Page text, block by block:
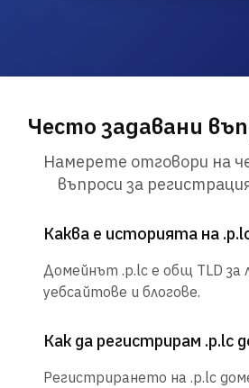
Често задавани
Намерете отговори на
въпроси за
Каква е историята на
Домейнът .p.lc е общ TLD за
уебсайтове и блогове.
Как да регистрирам .p.lc
Регистрирането на .p.lc